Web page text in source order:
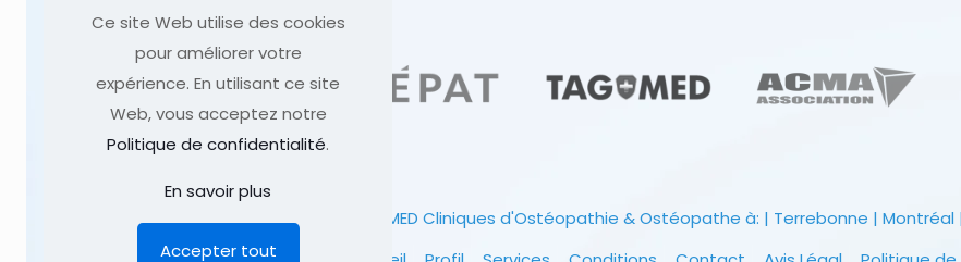
© 1991-2026Clinique TAGMED Cliniques d'Ostéopathie & Ostéopathe à: | Terrebonne | Montréal
Ce site Web utilise des cookies
pour améliorer votre
expérience. En utilisant ce site
Web, vous acceptez notre
Politique de confidentialité.
En savoir plus
Accepter tout